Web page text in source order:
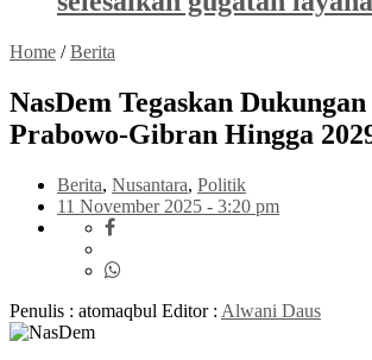
Home /Berita
NasDem Tegaskan Dukungan
Prabowo-Gibran Hingga
Berita, Nusantara, Politik
11 November 2025 - 3:20 pm
Penulis : atomaqbul Editor : Alwani Daus